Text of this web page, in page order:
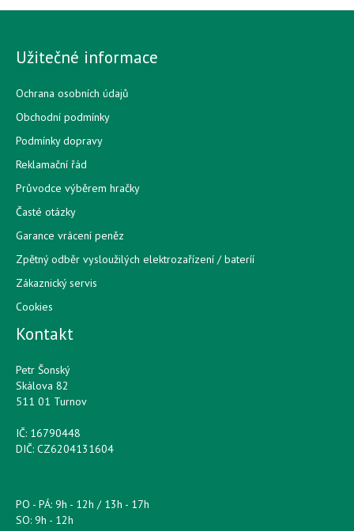
Užitečné informace
Ochrana osobních údajů
Obchodní podmínky
Podmínky dopravy
Reklamační řád
Průvodce výběrem hračky
Časté otázky
Garance vrácení peněz
Zpětný odběr vysloužilých elektrozařízení / bateríí
Zákaznický servis
Cookies
Kontakt
Petr Šonský
Skálova 82
511 01 Turnov
IČ: 16790448
DIČ: CZ6204131604
PO - PÁ: 9h - 12h / 13h - 17h
SO: 9h - 12h